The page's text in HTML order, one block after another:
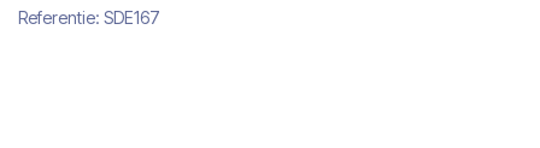
Referentie: SDE167